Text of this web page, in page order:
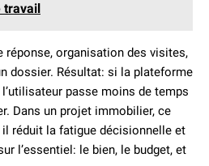
travail
réponse, organisation des visites,
dossier. Résultat: si la plateforme
passe moins de temps
Dans un projet immobilier, ce
réduit la fatigue décisionnelle et
l’essentiel: le bien, le budget, et